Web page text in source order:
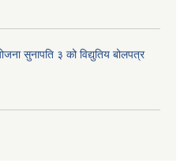
सुनापति ३ को विद्युतिय बोलपत्र